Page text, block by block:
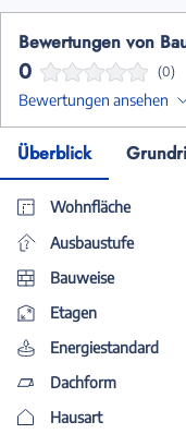
Bewertungen von
0 (0)
Bewertungen ansehen
Überblick
Wohnfläche
Ausbaustufe
Bauweise
Etagen
Energiestandard
Dachform
Hausart